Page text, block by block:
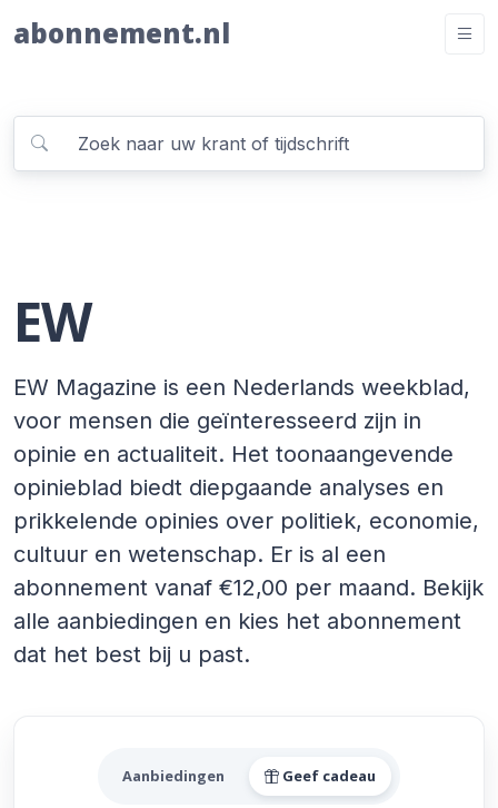
abonnement.nl
EW
EW Magazine is een Nederlands weekblad,
voor mensen die geïnteresseerd zijn in
opinie en actualiteit. Het toonaangevende
opinieblad biedt diepgaande analyses en
prikkelende opinies over politiek, economie,
cultuur en wetenschap. Er is al een
abonnement vanaf €12,00 per maand. Bekijk
alle aanbiedingen en kies het abonnement
dat het best bij u past.
Alle EW Aanbiedingen
Aanbiedingen Geef cadeau